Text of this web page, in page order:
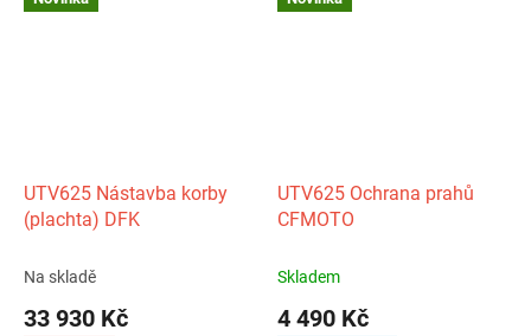
UTV625 Nástavba korby
(plachta) DFK
Na skladě
33 930 Kč
UTV625 Ochrana prahů
CFMOTO
Skladem
4 490 Kč